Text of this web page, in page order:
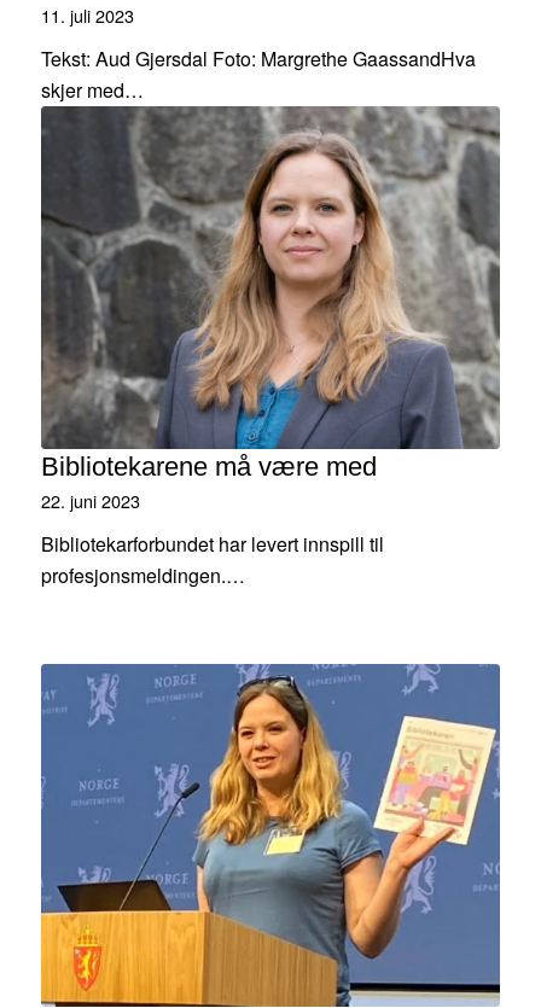
11. juli 2023
Tekst: Aud Gjersdal Foto: Margrethe GaassandHva
skjer med…
Bibliotekarene må være med
22. juni 2023
Bibliotekarforbundet har levert innspill til
profesjonsmeldingen.…